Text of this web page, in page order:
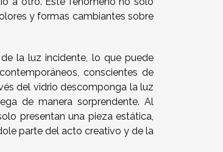
y formas cambiantes sobre
la luz incidente, lo que puede
conscientes de
del vidrio descomponga la luz
de manera sorprendente. Al
presentan una pieza estática,
parte del acto creativo y de la